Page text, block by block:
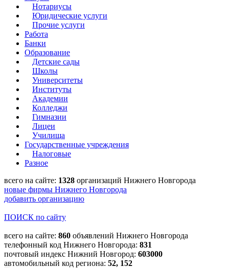
Нотариусы
Юридические услуги
Прочие услуги
Работа
Банки
Образование
Детские сады
Школы
Университеты
Институты
Академии
Колледжи
Гимназии
Лицеи
Училища
Государственные учреждения
Налоговые
Разное
всего на сайте: 1328 организаций Нижнего Новгорода
новые фирмы Нижнего Новгорода
добавить организацию
ПОИСК по сайту
всего на сайте: 860 объявлений Нижнего Новгорода
телефонный код Нижнего Новгорода: 831
почтовый индекс Нижний Новгород: 603000
автомобильный код региона: 52, 152